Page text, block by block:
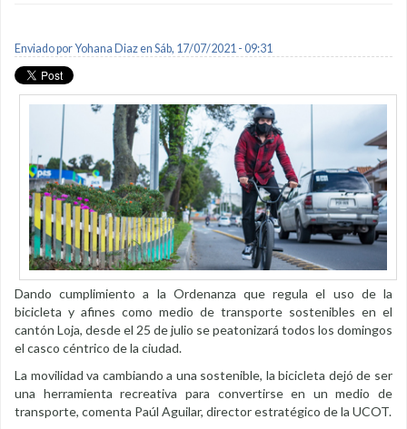
Enviado porYohana Diazen Sáb, 17/07/2021 - 09:31
Dando cumplimiento a la Ordenanza que regula el uso de la
bicicleta y afines como medio de transporte sostenibles en el
cantón Loja, desde el 25 de julio se peatonizará todos los domingos
el casco céntrico de la ciudad.
La movilidad va cambiando a una sostenible, la bicicleta dejó de ser
una herramienta recreativa para convertirse en un medio de
transporte, comenta Paúl Aguilar, director estratégico de la UCOT.